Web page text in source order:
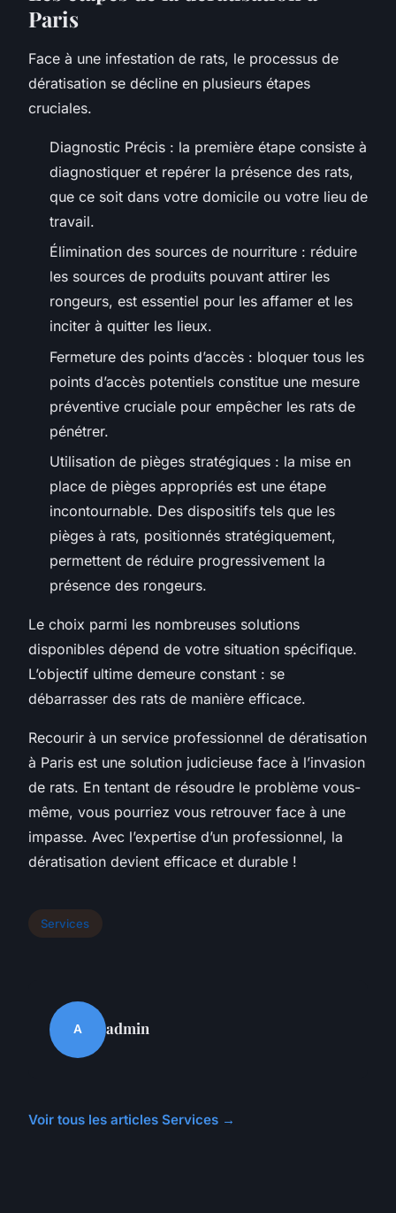
Paris
Face à une infestation de rats, le processus de
dératisation se décline en plusieurs étapes
cruciales.
Diagnostic Précis : la première étape consiste à
diagnostiquer et repérer la présence des rats,
que ce soit dans votre domicile ou votre lieu de
travail.
Élimination des sources de nourriture : réduire
les sources de produits pouvant attirer les
rongeurs, est essentiel pour les affamer et les
inciter à quitter les lieux.
Fermeture des points d’accès : bloquer tous les
points d’accès potentiels constitue une mesure
préventive cruciale pour empêcher les rats de
pénétrer.
Utilisation de pièges stratégiques : la mise en
place de pièges appropriés est une étape
incontournable. Des dispositifs tels que les
pièges à rats, positionnés stratégiquement,
permettent de réduire progressivement la
présence des rongeurs.
Le choix parmi les nombreuses solutions
disponibles dépend de votre situation spécifique.
L’objectif ultime demeure constant : se
débarrasser des rats de manière efficace.
Recourir à un service professionnel de dératisation
à Paris est une solution judicieuse face à l’invasion
de rats. En tentant de résoudre le problème vous-
même, vous pourriez vous retrouver face à une
impasse. Avec l’expertise d’un professionnel, la
dératisation devient efficace et durable !
Services
A admin
Voir tous les articles Services →